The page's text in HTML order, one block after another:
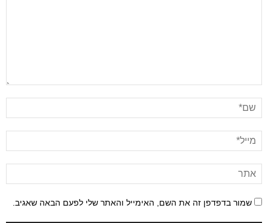
שמור בדפדפן זה את השם, האימייל והאתר שלי לפעם הבאה שאגיב.